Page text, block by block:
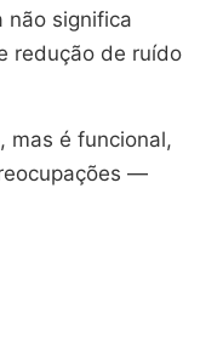
não significa
redução de ruído
mas é funcional,
—